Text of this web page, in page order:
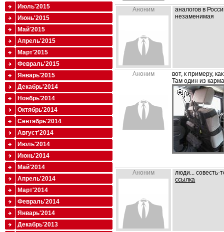
Аноним
аналогов в
незаменимая
Аноним
вот, к примеру,
Там один из
Аноним
люди... совесть-
ссылка
Июль'2015
Июнь'2015
Май'2015
Апрель'2015
Март'2015
Февраль'2015
Январь'2015
Декабрь'2014
Ноябрь'2014
Октябрь'2014
Сентябрь'2014
Август'2014
Июль'2014
Июнь'2014
Май'2014
Апрель'2014
Март'2014
Февраль'2014
Январь'2014
Декабрь'2013